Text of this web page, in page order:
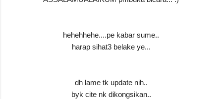
hehehhehe....pe kabar sume..
harap sihat3 belake ye...
dh lame tk update nih..
byk cite nk dikongsikan..